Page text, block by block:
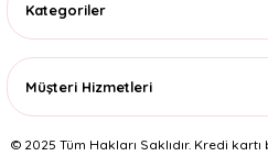
Kategoriler
Müşteri Hizmetleri
© 2025 Tüm Hakları Saklıdır. Kredi